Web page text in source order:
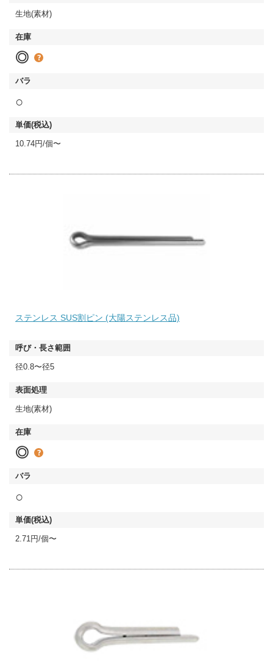
生地(素材)
◎
○
10.74円/個〜
ステンレス SUS割ピン (大陽ステンレス品)
径0.8〜径5
生地(素材)
◎
○
2.71円/個〜